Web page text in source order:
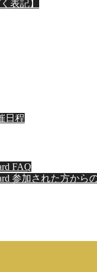
表記】
日程
FAQ
参加された方から